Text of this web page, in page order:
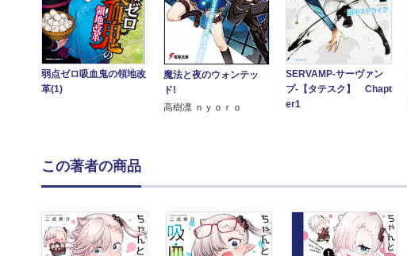
弱点ゼロ吸血鬼の領地改
革(1)
魔法と夜のウォンテッ
ド!
高樹凛 ｎｙｏｒｏ
SERVAMP-サーヴァン
プ-【タテスク】 Chapt
er1
この著者の商品